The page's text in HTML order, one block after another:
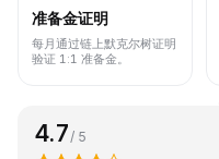
准备金证明
每月通过链上默克尔树证明
验证 1:1 准备金。
4.7/ 5